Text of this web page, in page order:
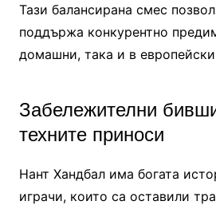
Тази балансирана смес
поддържа конкурентно
домашни, така и в европейски
Забележителни
техните приноси
Нант Хандбал има богата
играчи, които са оставили